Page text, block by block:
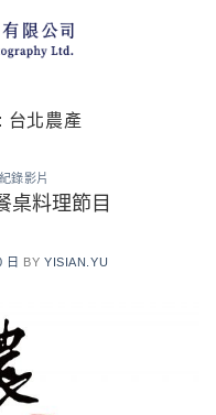
台北農產
錄影片
桌料理節目
日 BYYISIAN.YU